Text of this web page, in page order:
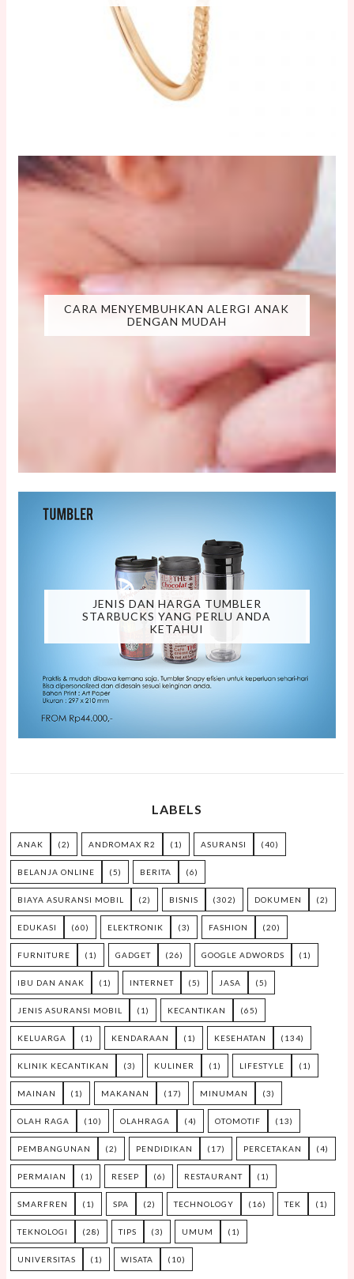
CARA MENYEMBUHKAN ALERGI ANAK
DENGAN MUDAH
JENIS DAN HARGA TUMBLER
STARBUCKS YANG PERLU ANDA
KETAHUI
LABELS
ANAK (2) ANDROMAX R2 (1) ASURANSI (40)
BELANJA ONLINE (5) BERITA (6)
BIAYA ASURANSI MOBIL (2) BISNIS (302) DOKUMEN (2)
EDUKASI (60) ELEKTRONIK (3) FASHION (20)
FURNITURE (1) GADGET (26) GOOGLE ADWORDS (1)
IBU DAN ANAK (1) INTERNET (5) JASA (5)
JENIS ASURANSI MOBIL (1) KECANTIKAN (65)
KELUARGA (1) KENDARAAN (1) KESEHATAN (134)
KLINIK KECANTIKAN (3) KULINER (1) LIFESTYLE (1)
MAINAN (1) MAKANAN (17) MINUMAN (3)
OLAH RAGA (10) OLAHRAGA (4) OTOMOTIF (13)
PEMBANGUNAN (2) PENDIDIKAN (17) PERCETAKAN (4)
PERMAIAN (1) RESEP (6) RESTAURANT (1)
SMARFREN (1) SPA (2) TECHNOLOGY (16) TEK (1)
TEKNOLOGI (28) TIPS (3) UMUM (1)
UNIVERSITAS (1) WISATA (10)